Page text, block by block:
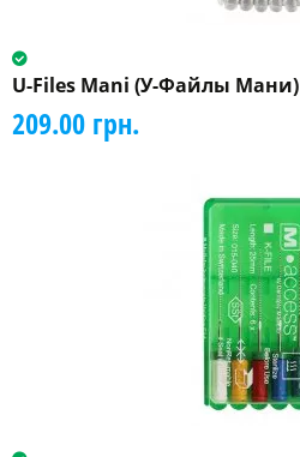
U-Files Mani (У-Файлы Мани)
209.00 грн.